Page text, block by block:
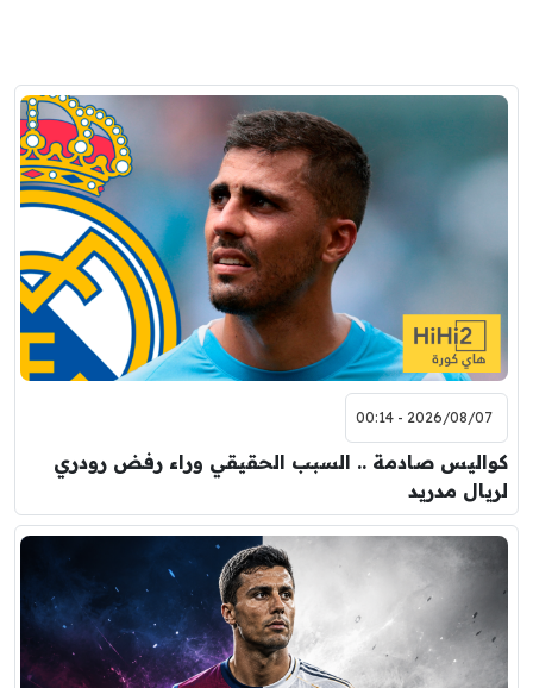
2026/08/07 - 00:14
كواليس صادمة .. السبب الحقيقي وراء رفض رودري
لريال مدريد